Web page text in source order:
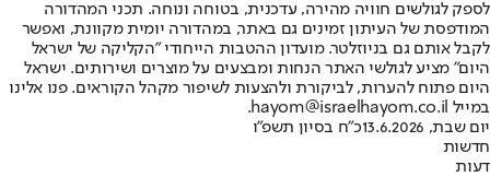
לספק לגולשים חוויה מהירה, עדכנית, בטוחה ונוחה. תכני המהדורה
המודפסת של העיתון זמינים גם באתר, במהדורה יומית מקוונת, ואפשר
לקבל אותם גם בניוזלטר. מועדון ההטבות הייחודי "הקליקה של ישראל
היום" מציע לגולשי האתר הנחות ומבצעים על מוצרים ושירותים. ישראל
היום פתוח להערות, לביקורת ולהצעות לשיפור מקהל הקוראים. פנו אלינו
במייל hayom@israelhayom.co.il.
יום שבת, 13.6.2026
כ"ח בסיון תשפ"ו
חדשות
דעות